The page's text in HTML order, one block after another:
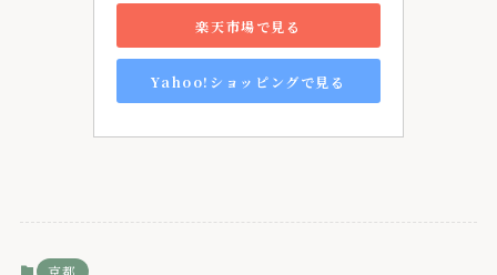
楽天市場で見る
Yahoo!ショッピングで見る
京都